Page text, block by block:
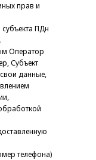
прав и
ПДн
Оператор
Субъект
данные,
телефона)